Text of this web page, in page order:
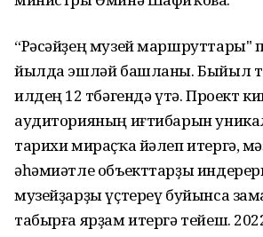
“Рәсәйҙең музей маршруттары"
йылда эшләй башланы. Быйыл
илдең 12 төбәгендә үтә. Проект
аудиторияның иғтибарын
тарихи мираҫҡа йәлеп итергә,
әһәмиәтле объекттарҙы
музейҙарҙы үҫтереү буйынса
табырға ярҙам итергә тейеш.